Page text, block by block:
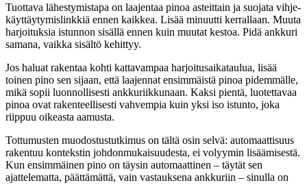
Tuottava lähestymistapa on laajentaa pinoa asteittain ja suojata vihje-
käyttäytymislinkkiä ennen kaikkea. Lisää minuutti kerrallaan. Muuta
harjoituksia istunnon sisällä ennen kuin muutat kestoa. Pidä ankkuri
samana, vaikka sisältö kehittyy.
Jos haluat rakentaa kohti kattavampaa harjoitusaikataulua, lisää
toinen pino sen sijaan, että laajennat ensimmäistä pinoa pidemmälle,
mikä sopii luonnollisesti ankkuriikkunaan. Kaksi pientä, luotettavaa
pinoa ovat rakenteellisesti vahvempia kuin yksi iso istunto, joka
riippuu oikeasta aamusta.
Tottumusten muodostustutkimus on tältä osin selvä: automaattisuus
rakentuu kontekstin johdonmukaisuudesta, ei volyymin lisäämisestä.
Kun ensimmäinen pino on täysin automaattinen – täytät sen
ajattelematta, päättämättä, vain vastauksena ankkuriin – sinulla on